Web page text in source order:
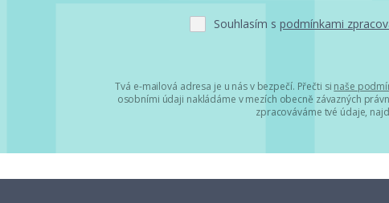
Souhlasím s podmínkami
Tvá e-mailová adresa je u nás v bezpečí. Přečti si naše
osobními údaji nakládáme v mezích obecně závazných
zpracováváme tvé údaje,